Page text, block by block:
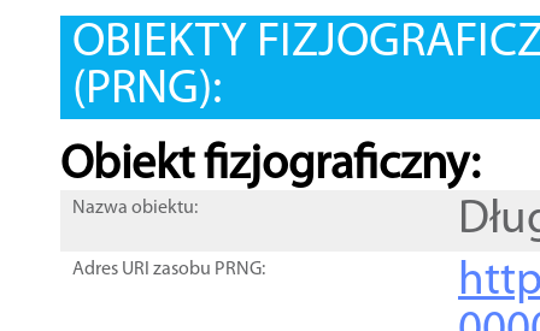
OBIEKTY
(PRNG):
Obiekt fizjograficzny:
Nazwa obiektu:
Adres URI zasobu PRNG: